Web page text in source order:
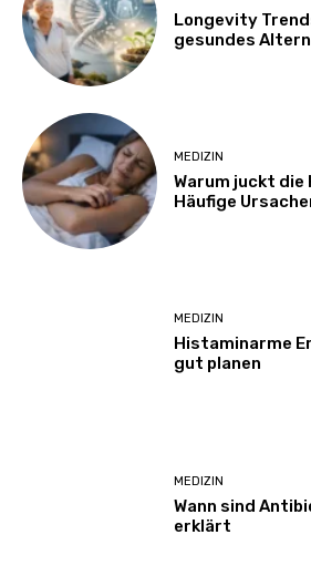
Longevity
gesundes Altern
MEDIZIN
Warum juckt
Häufige
MEDIZIN
Histaminarme
gut planen
MEDIZIN
Wann sind
erklärt